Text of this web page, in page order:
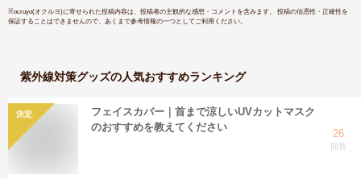
バー 車
※ocruyo(オクルヨ)に寄せられた投稿内容は、投稿者の主観的な感想・コメントを含みます。 投稿の信憑性・正確性を
保証することはできませんので、あくまで参考情報の一つとしてご利用ください。
紫外線対策グッズの人気おすすめランキング
決定
フェイスカバー｜首まで涼しいUVカットマスク
のおすすめを教えてください
26
回答